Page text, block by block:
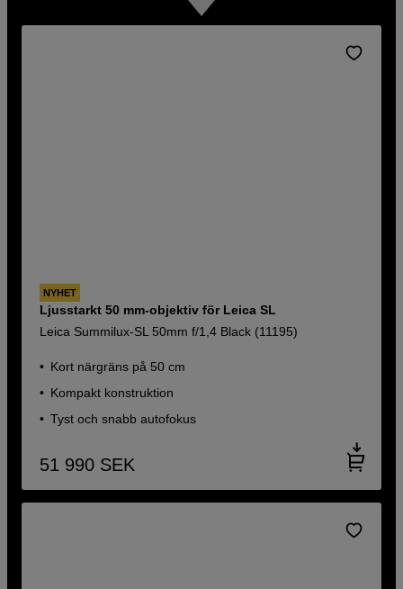
NYHET
Ljusstarkt 50 mm-objektiv för Leica SL
Leica Summilux-SL 50mm f/1,4 Black (11195)
Kort närgräns på 50 cm
Kompakt konstruktion
Tyst och snabb autofokus
51 990 SEK